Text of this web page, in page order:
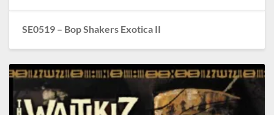
SE0519 – Bop Shakers Exotica II